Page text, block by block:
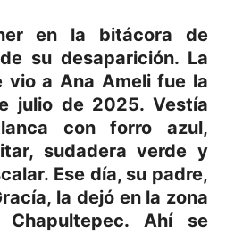
en la bitácora de
su desaparición. La
vio a Ana Ameli fue la
julio de 2025. Vestía
con forro azul,
sudadera verde y
Ese día, su padre,
la dejó en la zona
Ahí se